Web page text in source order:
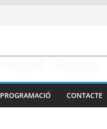
PROGRAMACIÓ CONTACTE